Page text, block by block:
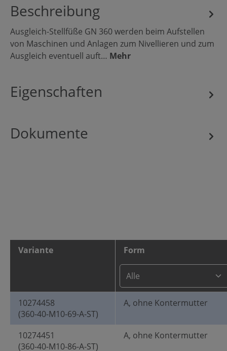
Beschreibung
Ausgleich-Stellfüße GN 360 werden beim Aufstellen
von Maschinen und Anlagen zum Nivellieren und zum
Ausgleich eventuell auft… Mehr
Eigenschaften
Dokumente
Variante Form
10274458
(360-40-M10-69-A-ST)
A, ohne Kontermutter
10274451
(360-40-M10-86-A-ST)
A, ohne Kontermutter